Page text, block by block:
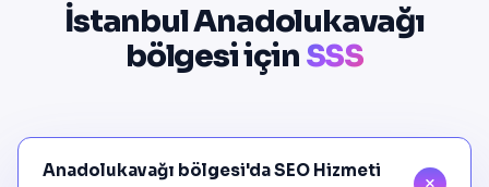
İstanbul Anadolukavağı
bölgesi için SSS
Anadolukavağı bölgesi'da SEO Hizmeti